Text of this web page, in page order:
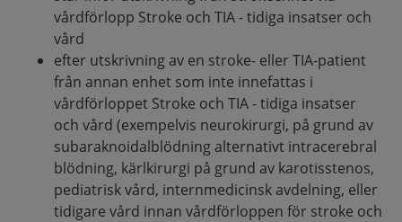
vårdförlopp Stroke och TIA - tidiga insatser och
vård
efter utskrivning av en stroke- eller TIA-patient
från annan enhet som inte innefattas i
vårdförloppet Stroke och TIA - tidiga insatser
och vård (exempelvis neurokirurgi, på grund av
subaraknoidalblödning alternativt intracerebral
blödning, kärlkirurgi på grund av karotisstenos,
pediatrisk vård, internmedicinsk avdelning, eller
tidigare vård innan vårdförloppen för stroke och